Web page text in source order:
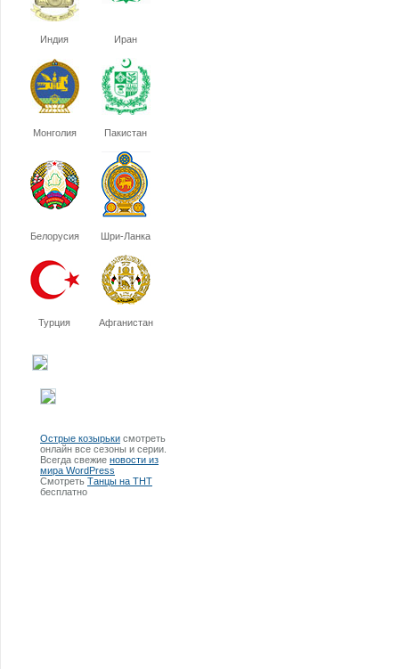
Индия Иран
Монголия Пакистан
Белорусия Шри-Ланка
Турция Афганистан
Острые козырьки смотреть
онлайн все сезоны и серии.
Всегда свежие новости из
мира WordPress
Смотреть Танцы на ТНТ
бесплатно